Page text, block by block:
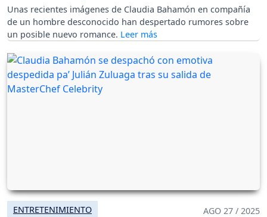
Unas recientes imágenes de Claudia Bahamón en compañía
de un hombre desconocido han despertado rumores sobre
un posible nuevo romance.
ENTRETENIMIENTO AGO 27 / 2025